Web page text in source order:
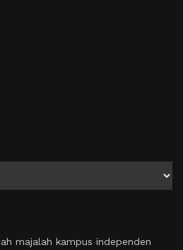
majalah kampus independen